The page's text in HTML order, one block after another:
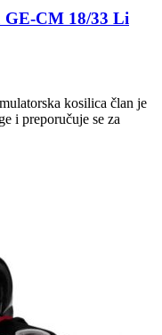
GE-CM 18/33 Li
kosilica član je
i preporučuje se za